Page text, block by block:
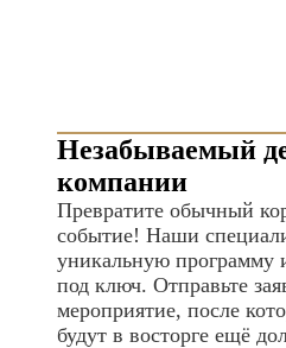
Незабываемый
компании
Превратите обычный
событие! Наши
уникальную программу
под ключ. Отправьте
мероприятие, после
будут в восторге ещё